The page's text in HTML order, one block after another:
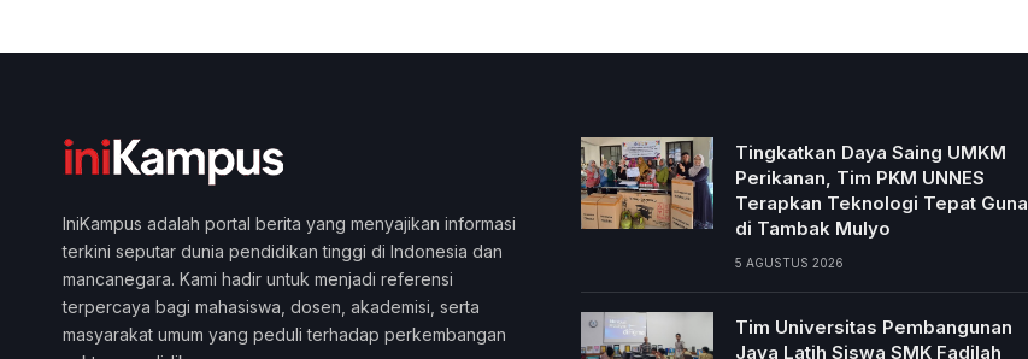
IniKampus adalah portal berita yang menyajikan informasi
terkini seputar dunia pendidikan tinggi di Indonesia dan
mancanegara. Kami hadir untuk menjadi referensi
terpercaya bagi mahasiswa, dosen, akademisi, serta
masyarakat umum yang peduli terhadap perkembangan
Tingkatkan Daya Saing UMKM
Perikanan, Tim PKM UNNES
Terapkan Teknologi Tepat Guna
di Tambak Mulyo
5 AGUSTUS 2026
Tim Universitas Pembangunan
Jaya Latih Siswa SMK Fadilah